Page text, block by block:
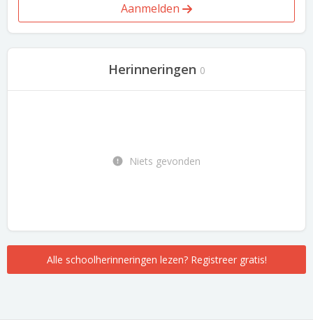
Aanmelden
Herinneringen 0
Niets gevonden
Alle schoolherinneringen lezen? Registreer gratis!